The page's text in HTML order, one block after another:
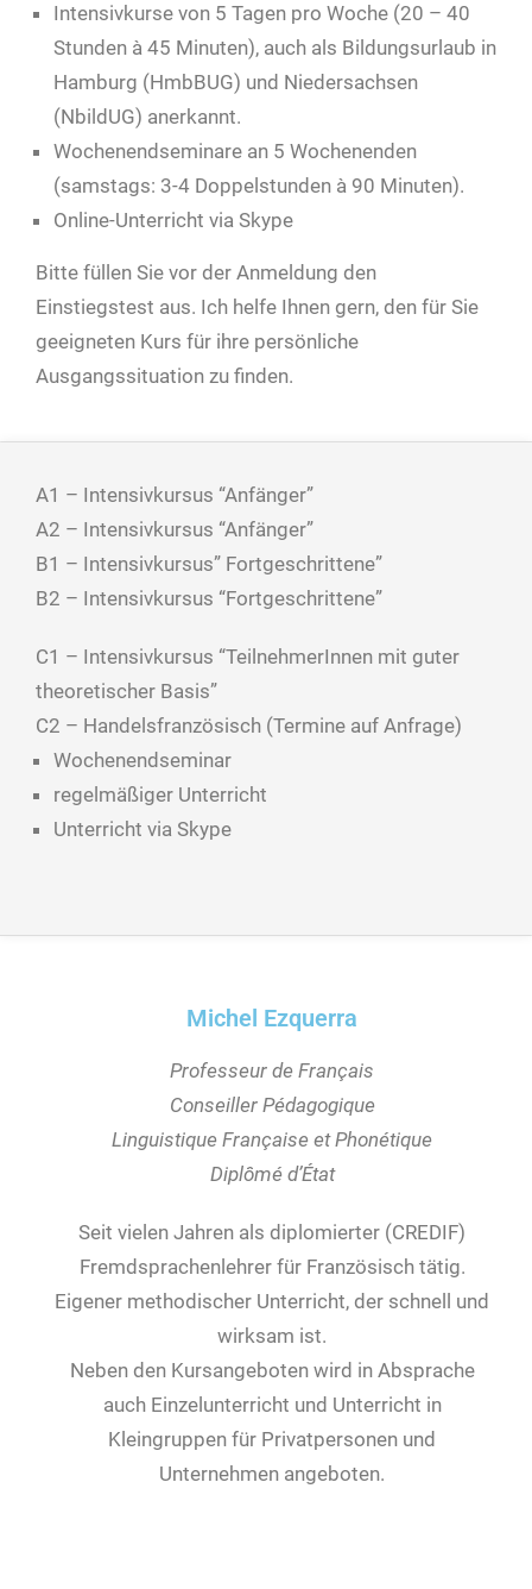
Intensivkurse von 5 Tagen pro Woche (20 – 40
Stunden à 45 Minuten), auch als Bildungsurlaub in
Hamburg (HmbBUG) und Niedersachsen
(NbildUG) anerkannt.
Wochenendseminare an 5 Wochenenden
(samstags: 3-4 Doppelstunden à 90 Minuten).
Online-Unterricht via Skype
Bitte füllen Sie vor der Anmeldung den
Einstiegstest aus. Ich helfe Ihnen gern, den für Sie
geeigneten Kurs für ihre persönliche
Ausgangssituation zu finden.
A1 – Intensivkursus “Anfänger”
A2 – Intensivkursus “Anfänger”
B1 – Intensivkursus” Fortgeschrittene”
B2 – Intensivkursus “Fortgeschrittene”
C1 – Intensivkursus “TeilnehmerInnen mit guter
theoretischer Basis”
C2 – Handelsfranzösisch (Termine auf Anfrage)
Wochenendseminar
regelmäßiger Unterricht
Unterricht via Skype
Michel Ezquerra
Professeur de Français
Conseiller Pédagogique
Linguistique Française et Phonétique
Diplômé d’État
Seit vielen Jahren als diplomierter (CREDIF)
Fremdsprachenlehrer für Französisch tätig.
Eigener methodischer Unterricht, der schnell und
wirksam ist.
Neben den Kursangeboten wird in Absprache
auch Einzelunterricht und Unterricht in
Kleingruppen für Privatpersonen und
Unternehmen angeboten.